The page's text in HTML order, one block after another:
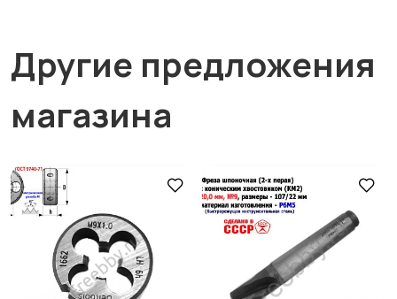
Другие предложения
магазина